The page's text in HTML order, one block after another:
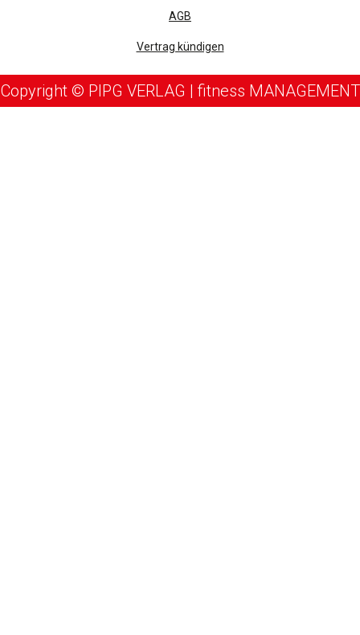
AGB
Vertrag kündigen
Copyright © PIPG VERLAG | fitness MANAGEMENT